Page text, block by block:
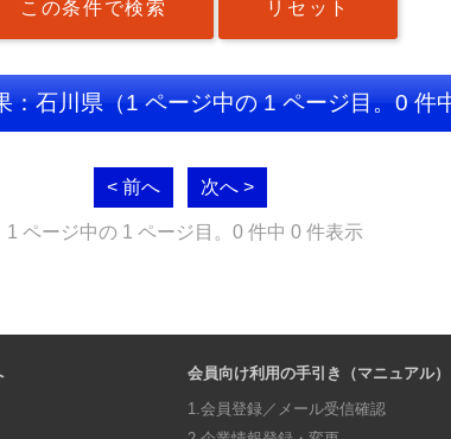
：石川県（1 ページ中の 1 ページ目。0 件
< 前へ 次へ >
1 ページ中の 1 ページ目。0 件中 0 件表示
会員向け利用の手引き（マニュアル）
1.会員登録／メール受信確認